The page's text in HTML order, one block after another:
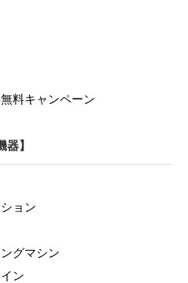
料キャンペーン
器】
ョン
グマシン
ン